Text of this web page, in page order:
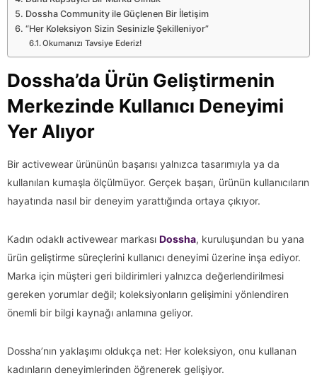
Dossha Community ile Güçlenen Bir İletişim
“Her Koleksiyon Sizin Sesinizle Şekilleniyor”
Okumanızı Tavsiye Ederiz!
Dossha’da Ürün Geliştirmenin
Merkezinde Kullanıcı Deneyimi
Yer Alıyor
Bir activewear ürününün başarısı yalnızca tasarımıyla ya da
kullanılan kumaşla ölçülmüyor. Gerçek başarı, ürünün kullanıcıların
hayatında nasıl bir deneyim yarattığında ortaya çıkıyor.
Kadın odaklı activewear markası Dossha, kuruluşundan bu yana
ürün geliştirme süreçlerini kullanıcı deneyimi üzerine inşa ediyor.
Marka için müşteri geri bildirimleri yalnızca değerlendirilmesi
gereken yorumlar değil; koleksiyonların gelişimini yönlendiren
önemli bir bilgi kaynağı anlamına geliyor.
Dossha’nın yaklaşımı oldukça net: Her koleksiyon, onu kullanan
kadınların deneyimlerinden öğrenerek gelişiyor.